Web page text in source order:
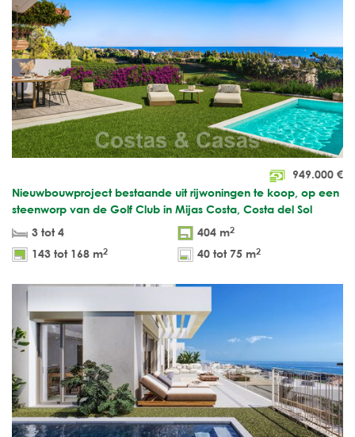
949.000 €
Nieuwbouwproject bestaande uit rijwoningen te koop, op een
steenworp van de Golf Club in Mijas Costa, Costa del Sol
3 tot 4
404 m2
143 tot 168 m2 40 tot 75 m2